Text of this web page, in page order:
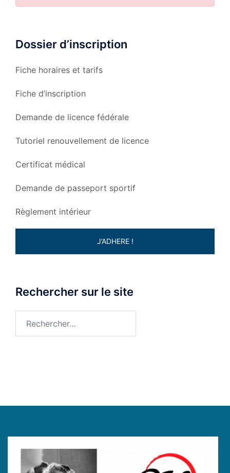
Dossier d’inscription
Fiche horaires et tarifs
Fiche d’inscription
Demande de licence fédérale
Tutoriel renouvellement de licence
Certificat médical
Demande de passeport sportif
Règlement intérieur
J’ADHERE !
Rechercher sur le site